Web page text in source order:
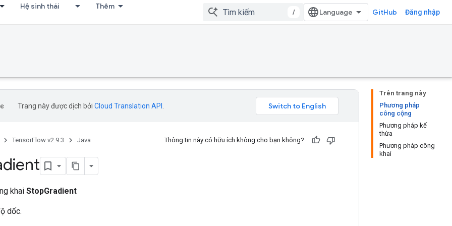
Hệ sinh thái Thêm
/ GitHub Đăng nhập
Trên trang này
Phương pháp
công cộng
Phương pháp kế
thừa
Phương pháp công
khai
Trang này được dịch bởi Cloud Translation API
TensorFlow v2.9.3 Java Thông tin này có hữu ích không cho bạn không?
khai StopGradient
dốc.